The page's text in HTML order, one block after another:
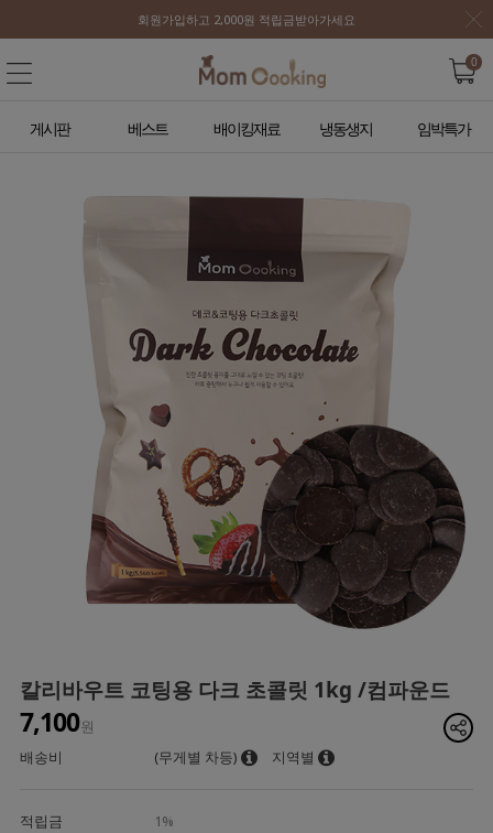
회원가입하고 2,000원 적립금받아가세요
0
게시판 베스트 배이킹재료 냉동생지 임박특가
칼리바우트 코팅용 다크 초콜릿 1kg /컴파운드
7,100원
배송비
(무게별 차등) 지역별
적립금
1%